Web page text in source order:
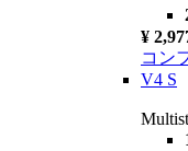
¥
コン
V4 S